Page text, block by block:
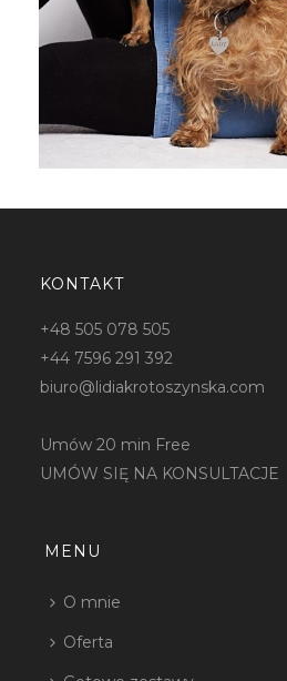
KONTAKT
+48 505 078 505
+44 7596 291 392
biuro@lidiakrotoszynska.com
Umów 20 min Free
UMÓW SIĘ NA KONSULTACJE
MENU
O mnie
Oferta